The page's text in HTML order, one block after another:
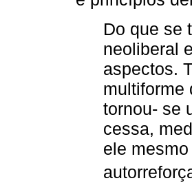
Do que se
neoliberal
aspectos.
multiforme
tornou- se
cessa,
ele